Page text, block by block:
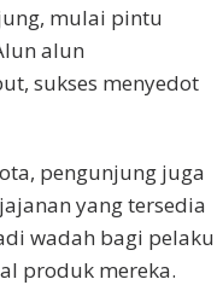
mulai pintu
alun
sukses menyedot
pengunjung juga
yang tersedia
wadah bagi pelaku
produk mereka.